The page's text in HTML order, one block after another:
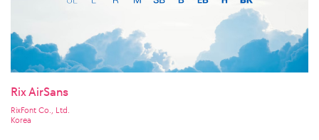
Rix AirSans
RixFont Co., Ltd.
Korea